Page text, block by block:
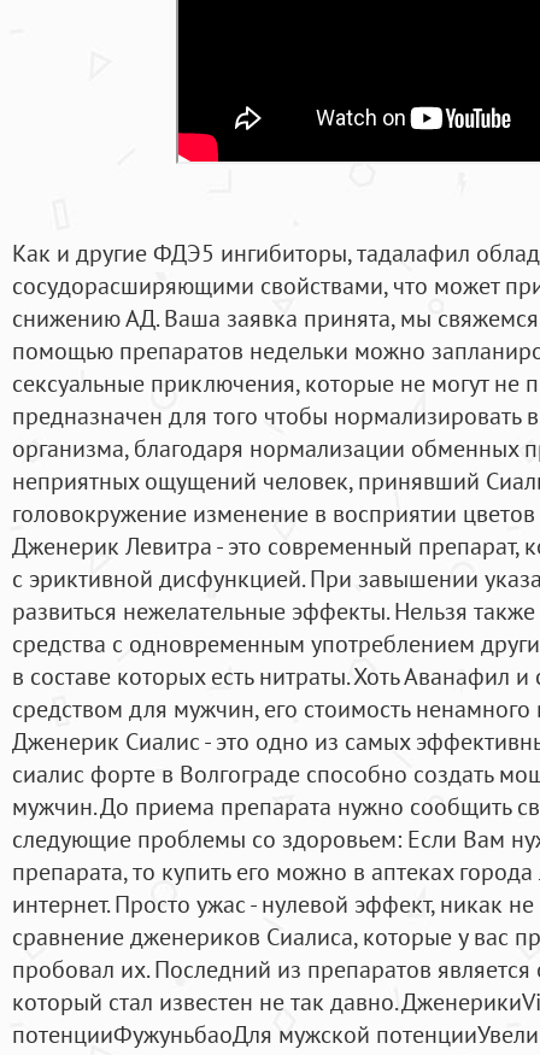
Как и другие ФДЭ5 ингибиторы, тадалафил
сосудорасширяющими свойствами, что может
снижению АД. Ваша заявка принята, мы
помощью препаратов недельки можно
сексуальные приключения, которые не могут не
предназначен для того чтобы нормализировать
организма, благодаря нормализации обменных
неприятных ощущений человек, принявший
головокружение изменение в восприятии цветов
Дженерик Левитра - это современный препарат,
с эриктивной дисфункцией. При завышении
развиться нежелательные эффекты. Нельзя
средства с одновременным употреблением
в составе которых есть нитраты. Хоть Аванафил
средством для мужчин, его стоимость
Дженерик Сиалис - это одно из самых
сиалис форте в Волгограде способно создать
мужчин. До приема препарата нужно сообщить
следующие проблемы со здоровьем: Если Вам
препарата, то купить его можно в аптеках
интернет. Просто ужас - нулевой эффект, никак
сравнение дженериков Сиалиса, которые у вас
пробовал их. Последний из препаратов
который стал известен не так давно.
потенцииФужуньбаоДля мужской